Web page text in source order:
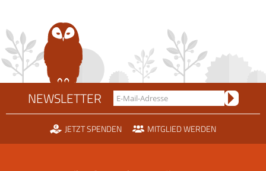
NEWSLETTER
JETZT SPENDEN MITGLIED WERDEN